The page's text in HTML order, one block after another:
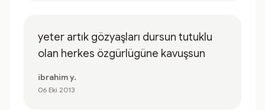
yeter artık gözyaşları dursun tutuklu
olan herkes özgürlügüne kavuşsun
ibrahim y.
06 Eki 2013